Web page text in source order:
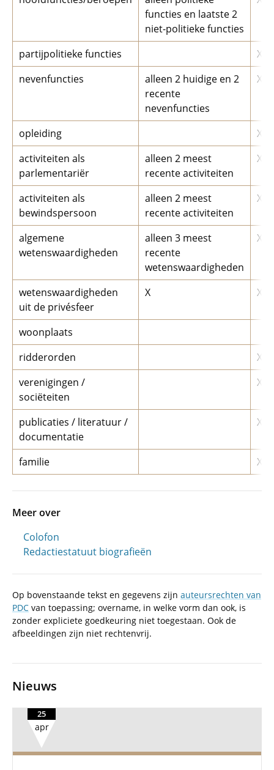
functies en laatste 2
niet-politieke functies
partijpolitieke functies
X
nevenfuncties
alleen 2 huidige en 2
recente
nevenfuncties
X
opleiding
X
activiteiten als
parlementariër
alleen 2 meest
recente activiteiten
X
activiteiten als
bewindspersoon
alleen 2 meest
recente activiteiten
X
algemene
wetenswaardigheden
alleen 3 meest
recente
wetenswaardigheden
X
wetenswaardigheden
uit de privésfeer
X X
woonplaats
ridderorden
X
verenigingen /
sociëteiten
X
publicaties / literatuur /
documentatie
X
familie X
Meer over
Colofon
Redactiestatuut biografieën
Op bovenstaande tekst en gegevens zijn auteursrechten van
PDC van toepassing; overname, in welke vorm dan ook, is
zonder expliciete goedkeuring niet toegestaan. Ook de
afbeeldingen zijn niet rechtenvrij.
Nieuws
25
apr